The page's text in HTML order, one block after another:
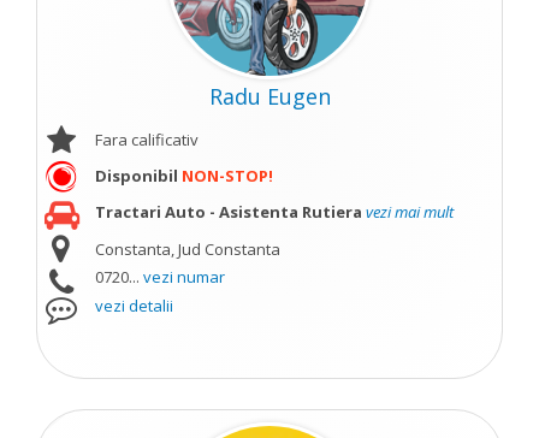
Radu Eugen
Fara calificativ
Disponibil NON-STOP!
Tractari Auto - Asistenta Rutiera vezi mai mult
Constanta, Jud Constanta
0720... vezi numar
vezi detalii